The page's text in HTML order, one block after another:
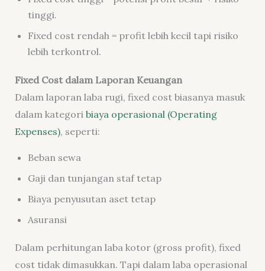
tinggi.
Fixed cost rendah = profit lebih kecil tapi risiko
lebih terkontrol.
Fixed Cost dalam Laporan Keuangan
Dalam laporan laba rugi, fixed cost biasanya masuk
dalam kategori biaya operasional (Operating
Expenses), seperti:
Beban sewa
Gaji dan tunjangan staf tetap
Biaya penyusutan aset tetap
Asuransi
Dalam perhitungan laba kotor (gross profit), fixed
cost tidak dimasukkan. Tapi dalam laba operasional